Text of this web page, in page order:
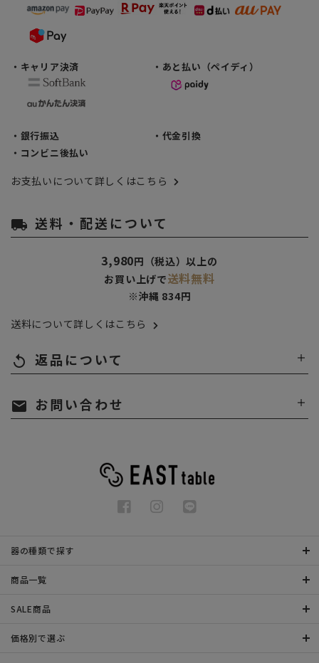
・キャリア決済 ・あと払い（ペイディ）
・銀行振込
・代金引換
・コンビニ後払い
お支払いについて詳しくはこちら
local_shipping 送料・配送について
3,980円（税込）以上の
お買い上げで送料無料
※沖縄 834円
送料について詳しくはこちら
replay 返品について
mail お問い合わせ
器の種類で探す
商品一覧
SALE商品
価格別で選ぶ